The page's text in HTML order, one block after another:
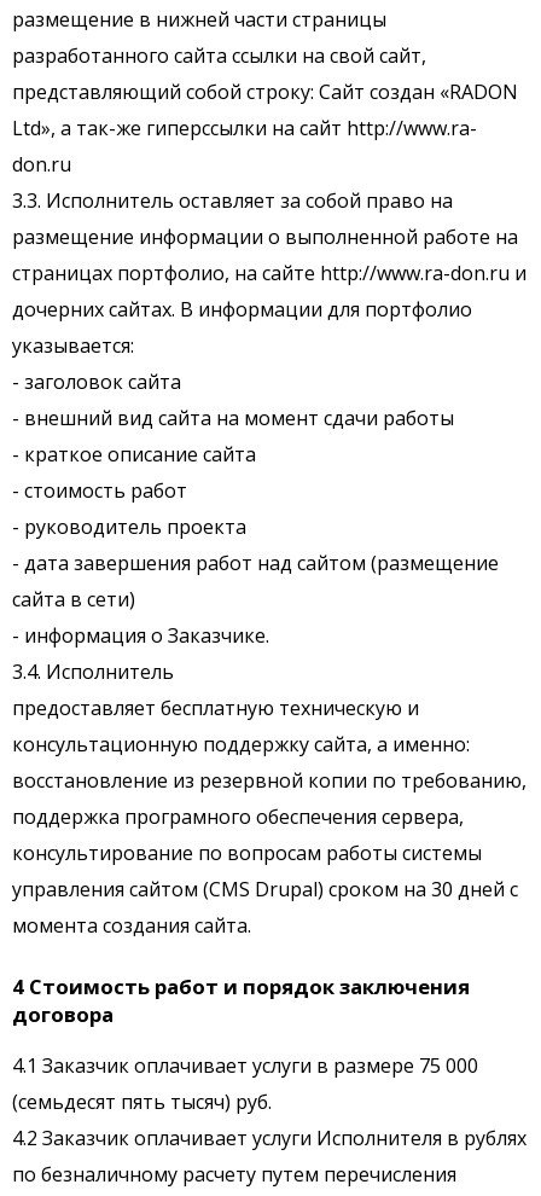
размещение в нижней части страницы
разработанного сайта ссылки на свой сайт,
представляющий собой строку: Сайт создан «RADON
Ltd», а так-же гиперссылки на сайт http://www.ra-
don.ru
3.3. Исполнитель оставляет за собой право на
размещение информации о выполненной работе на
страницах портфолио, на сайте http://www.ra-don.ru и
дочерних сайтах. В информации для портфолио
указывается:
- заголовок сайта
- внешний вид сайта на момент сдачи работы
- краткое описание сайта
- стоимость работ
- руководитель проекта
- дата завершения работ над сайтом (размещение
сайта в сети)
- информация о Заказчике.
3.4. Исполнитель
предоставляет бесплатную техническую и
консультационную поддержку сайта, а именно:
восстановление из резервной копии по требованию,
поддержка програмного обеспечения сервера,
консультирование по вопросам работы системы
управления сайтом (CMS Drupal) сроком на 30 дней с
момента создания сайта.
4 Стоимость работ и порядок заключения
договора
4.1 Заказчик оплачивает услуги в размере 75 000
(семьдесят пять тысяч) руб.
4.2 Заказчик оплачивает услуги Исполнителя в рублях
по безналичному расчету путем перечисления